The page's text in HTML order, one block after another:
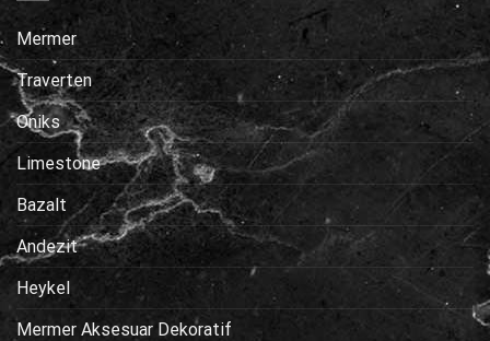
Mermer
Traverten
Oniks
Limestone
Bazalt
Andezit
Heykel
Mermer Aksesuar Dekoratif